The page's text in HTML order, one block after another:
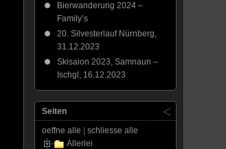
Bierwanderung 2024 –
Family’s
20. Silvesterlauf Nürnberg,
31.12.2023
Skisaion 2023, Samnaun –
Ischgl, 16.12.2023
Seiten
oeffne alle
schliesse alle
Allerlei